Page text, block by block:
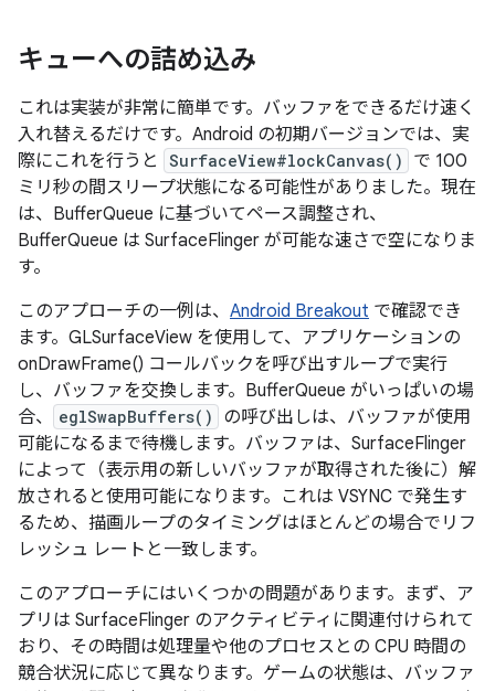
キューへの詰め込み
これは実装が非常に簡単です。バッファをできるだけ速く
入れ替えるだけです。Android の初期バージョンでは、実
際にこれを行うと
SurfaceView#lockCanvas()
で 100
ミリ秒の間スリープ状態になる可能性がありました。現在
は、BufferQueue に基づいてペース調整され、
BufferQueue は SurfaceFlinger が可能な速さで空になりま
す。
このアプローチの一例は、 Android Breakout で確認でき
ます。GLSurfaceView を使用して、アプリケーションの
onDrawFrame() コールバックを呼び出すループで実行
し、バッファを交換します。BufferQueue がいっぱいの場
合、
eglSwapBuffers()
の呼び出しは、バッファが使用
可能になるまで待機します。バッファは、SurfaceFlinger
によって（表示用の新しいバッファが取得された後に）解
放されると使用可能になります。これは VSYNC で発生す
るため、描画ループのタイミングはほとんどの場合でリフ
レッシュ レートと一致します。
このアプローチにはいくつかの問題があります。まず、ア
プリは SurfaceFlinger のアクティビティに関連付けられて
おり、その時間は処理量や他のプロセスとの CPU 時間の
競合状況に応じて異なります。ゲームの状態は、バッファ